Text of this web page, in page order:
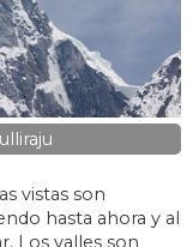
vistas son
hasta ahora y al
Los valles son